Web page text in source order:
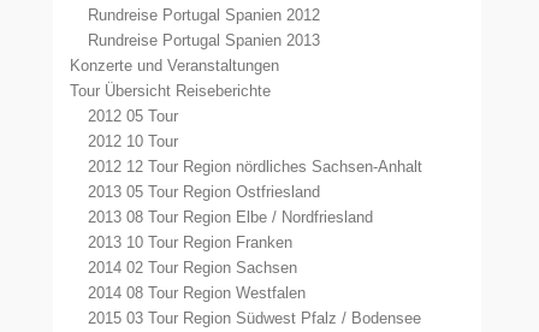
Rundreise Portugal Spanien 2012
Rundreise Portugal Spanien 2013
Konzerte und Veranstaltungen
Tour Übersicht Reiseberichte
2012 05 Tour
2012 10 Tour
2012 12 Tour Region nördliches Sachsen-Anhalt
2013 05 Tour Region Ostfriesland
2013 08 Tour Region Elbe / Nordfriesland
2013 10 Tour Region Franken
2014 02 Tour Region Sachsen
2014 08 Tour Region Westfalen
2015 03 Tour Region Südwest Pfalz / Bodensee